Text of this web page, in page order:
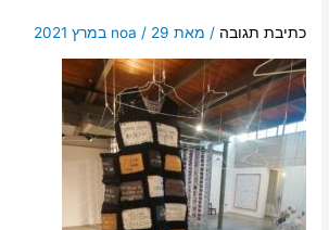
כתיבת תגובה / מאת noa / 29 במרץ 2021